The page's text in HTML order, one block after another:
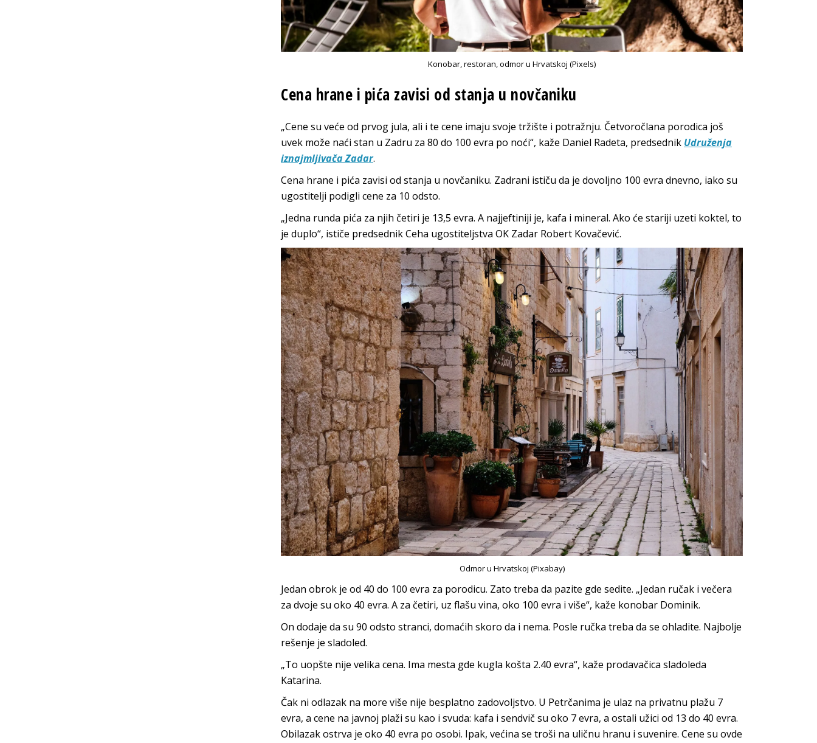
Konobar, restoran, odmor u Hrvatskoj (Pixels)
Cena hrane i pića zavisi od stanja u novčaniku
„Cene su veće od prvog jula, ali i te cene imaju svoje tržište i potražnju. Četvoročlana porodica još
uvek može naći stan u Zadru za 80 do 100 evra po noći“, kaže Daniel Radeta, predsednik Udruženja
iznajmljivača Zadar.
Cena hrane i pića zavisi od stanja u novčaniku. Zadrani ističu da je dovoljno 100 evra dnevno, iako su
ugostitelji podigli cene za 10 odsto.
„Jedna runda pića za njih četiri je 13,5 evra. A najjeftiniji je, kafa i mineral. Ako će stariji uzeti koktel, to
je duplo“, ističe predsednik Ceha ugostiteljstva OK Zadar Robert Kovačević.
Odmor u Hrvatskoj (Pixabay)
Jedan obrok je od 40 do 100 evra za porodicu. Zato treba da pazite gde sedite. „Jedan ručak i večera
za dvoje su oko 40 evra. A za četiri, uz flašu vina, oko 100 evra i više“, kaže konobar Dominik.
On dodaje da su 90 odsto stranci, domaćih skoro da i nema. Posle ručka treba da se ohladite. Najbolje
rešenje je sladoled.
„To uopšte nije velika cena. Ima mesta gde kugla košta 2.40 evra“, kaže prodavačica sladoleda
Katarina.
Čak ni odlazak na more više nije besplatno zadovoljstvo. U Petrčanima je ulaz na privatnu plažu 7
evra, a cene na javnoj plaži su kao i svuda: kafa i sendvič su oko 7 evra, a ostali užici od 13 do 40 evra.
Obilazak ostrva je oko 40 evra po osobi. Ipak, većina se troši na uličnu hranu i suvenire. Cene su ovde